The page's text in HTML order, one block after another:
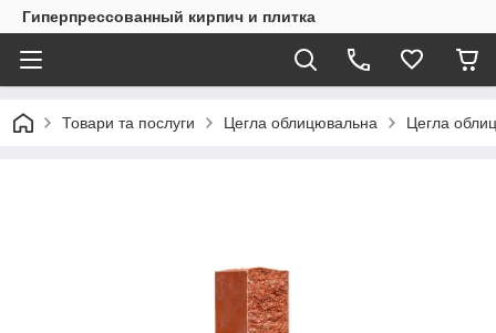
Гиперпрессованный кирпич и плитка
Товари та послуги Цегла облицювальна Цегла